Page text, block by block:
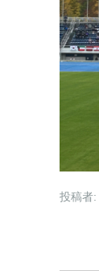
投稿者: